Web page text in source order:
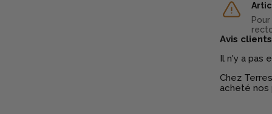
Avis clients
Il n'y a pas
Chez
acheté nos